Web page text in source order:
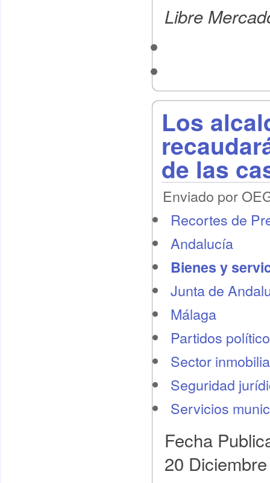
Libre
Los
de las
Enviado por
Recortes de
Andalucía
Bienes y
Junta de
Málaga
Partidos
Sector
Seguridad
Servicios
Fecha
20